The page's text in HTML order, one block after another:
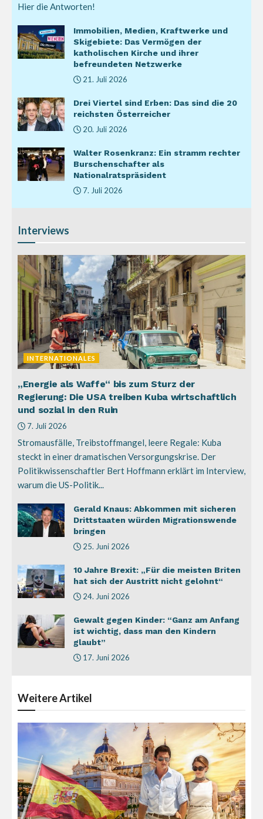
Hier die Antworten!
Immobilien, Medien, Kraftwerke und
Skigebiete: Das Vermögen der
katholischen Kirche und ihrer
befreundeten Netzwerke
21. Juli 2026
Drei Viertel sind Erben: Das sind die 20
reichsten Österreicher
20. Juli 2026
Walter Rosenkranz: Ein stramm rechter
Burschenschafter als
Nationalratspräsident
7. Juli 2026
Interviews
INTERNATIONALES
„Energie als Waffe“ bis zum Sturz der
Regierung: Die USA treiben Kuba wirtschaftlich
und sozial in den Ruin
7. Juli 2026
Stromausfälle, Treibstoffmangel, leere Regale: Kuba
steckt in einer dramatischen Versorgungskrise. Der
Politikwissenschaftler Bert Hoffmann erklärt im Interview,
warum die US-Politik...
Gerald Knaus: Abkommen mit sicheren
Drittstaaten würden Migrationswende
bringen
25. Juni 2026
10 Jahre Brexit: „Für die meisten Briten
hat sich der Austritt nicht gelohnt“
24. Juni 2026
Gewalt gegen Kinder: “Ganz am Anfang
ist wichtig, dass man den Kindern
glaubt”
17. Juni 2026
WeitereArtikel